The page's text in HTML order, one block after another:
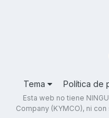
Tema Política de
Esta web no tiene
Company (KYMCO), ni